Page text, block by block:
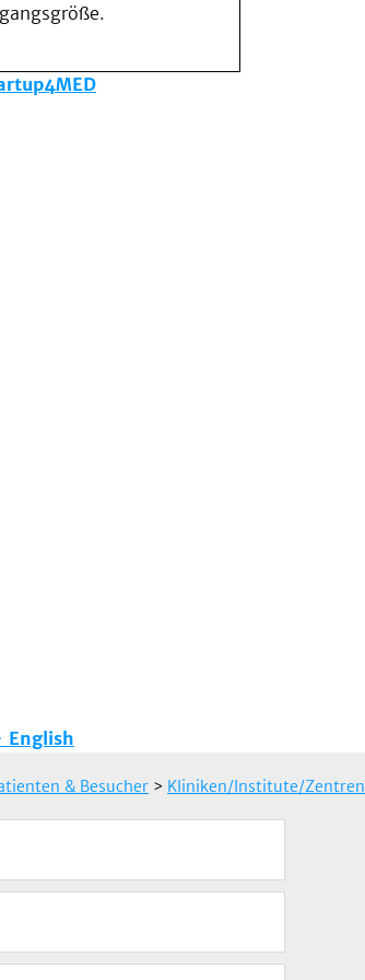
& Besucher > Kliniken/Institute/Zentren